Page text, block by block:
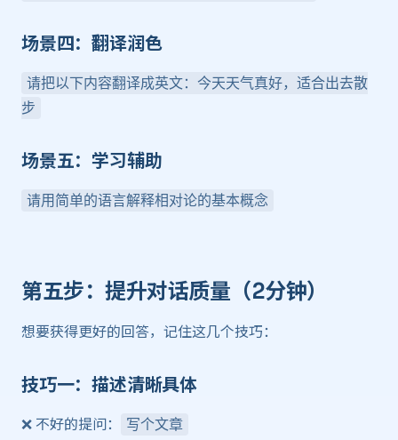
场景四：翻译润色 ​
请把以下内容翻译成英文：今天天气真好，适合出去散
步
场景五：学习辅助 ​
请用简单的语言解释相对论的基本概念
第五步：提升对话质量（2分钟） ​
想要获得更好的回答，记住这几个技巧：
技巧一：描述清晰具体 ​
❌ 不好的提问： 写个文章